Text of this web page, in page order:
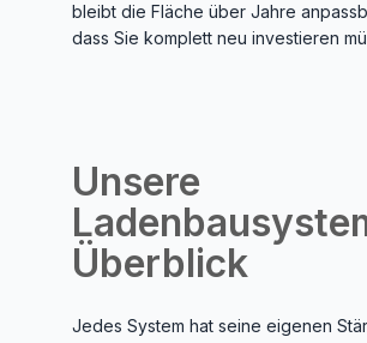
bleibt die Fläche über Jahre
dass Sie komplett neu investieren
Unsere
Überblick
Jedes System hat seine eigenen